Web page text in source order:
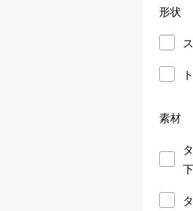
形状
素材
下